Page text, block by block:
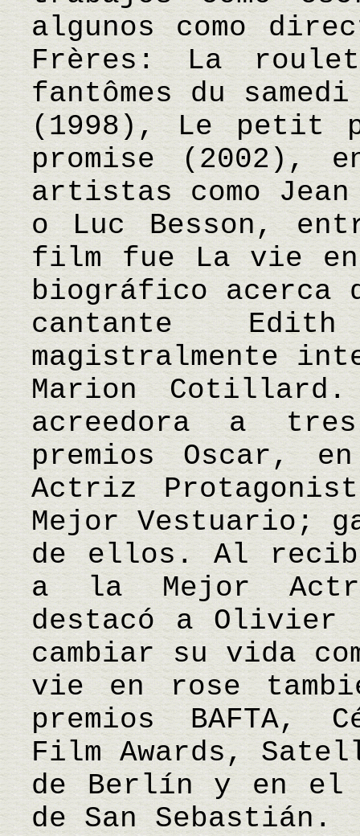
algunos como
Frères: La
fantômes du
(1998), Le petit
promise (2002),
artistas como
o Luc Besson,
film fue La vie en
biográfico acerca
cantante
magistralmente
Marion
acreedora a
premios Oscar,
Actriz
Mejor Vestuario;
de ellos. Al
a la Mejor
destacó a Olivier
cambiar su vida
vie en rose
premios BAFTA,
Film Awards,
de Berlín y en el
de San